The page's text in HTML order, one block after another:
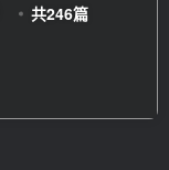
共246篇